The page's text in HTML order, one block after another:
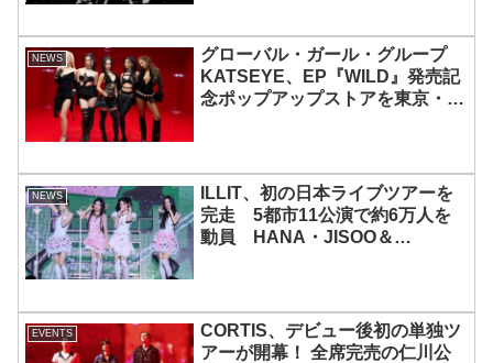
NEWS
グローバル・ガール・グループ
KATSEYE、EP『WILD』発売記
念ポップアップストアを東京・原
NEWS
ILLIT、初の日本ライブツアーを
完走 5都市11公演で約6万人を
動員 HANA・JISOO＆
EVENTS
CORTIS、デビュー後初の単独ツ
アーが開幕！ 全席完売の仁川公